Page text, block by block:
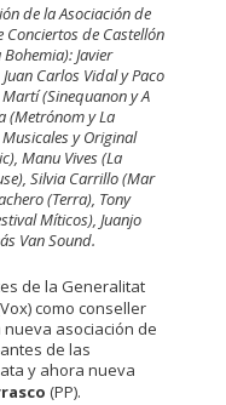
de la Asociación de
de Castellón
Javier
Carlos Vidal y Paco
(Sinequanon y A
(Metrónom y La
y Original
Manu Vives (La
Silvia Carrillo (Mar
(Terra), Tony
Míticos), Juanjo
Van Sound.
de la Generalitat
como conseller
asociación de
de las
y ahora nueva
(PP).